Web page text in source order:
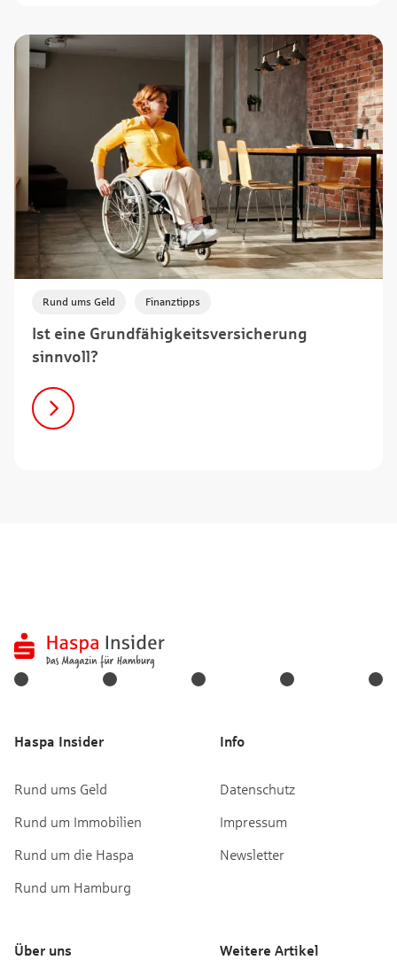
Ist eine Grundfähigkeitsversicherung
sinnvoll?
Rund ums Geld Finanztipps
Haspa Insider
Rund ums Geld
Rund um Immobilien
Rund um die Haspa
Rund um Hamburg
Info
Datenschutz
Impressum
Newsletter
Über uns Weitere Artikel